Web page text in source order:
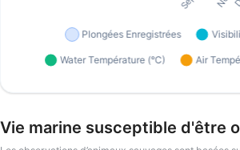
Vie marine susceptible d'être